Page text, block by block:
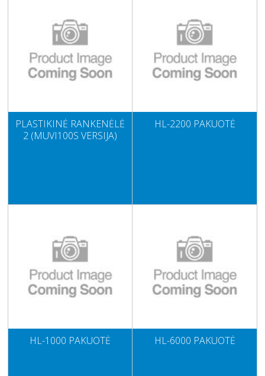
PLASTIKINĖ RANKENĖLĖ
2 (MUVI100S VERSIJA)
HL-2200 PAKUOTĖ
HL-1000 PAKUOTĖ HL-6000 PAKUOTĖ